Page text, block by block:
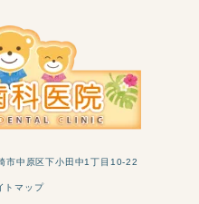
中原区下小田中1丁目10-22
トマップ